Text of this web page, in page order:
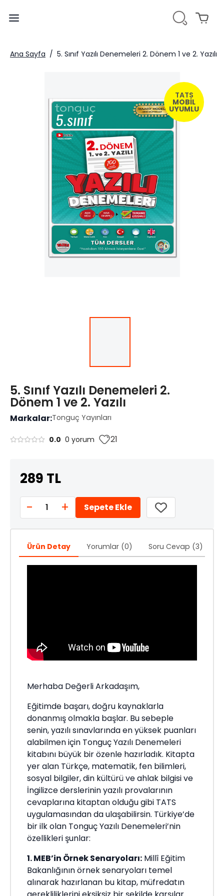
Ana Sayfa / 5. Sınıf Yazılı Denemeleri 2. Dönem 1 ve 2. Yazılı
TATS
MOBİL
UYUMLU
5. Sınıf Yazılı Denemeleri 2.
Dönem 1 ve 2. Yazılı
Markalar:Tonguç Yayınları
0.0 0 yorum 21
289 TL
- 1 + Sepete Ekle
Ürün Detay Yorumlar (0) Soru Cevap (3)
Merhaba Değerli Arkadaşım,
Eğitimde başarı, doğru kaynaklarla
donanmış olmakla başlar. Bu sebeple
senin, yazılı sınavlarında en yüksek puanları
alabilmen için Tonguç Yazılı Denemeleri
kitabını büyük bir özenle hazırladık. Kitapta
yer alan Türkçe, matematik, fen bilimleri,
sosyal bilgiler, din kültürü ve ahlak bilgisi ve
İngilizce derslerinin yazılı provalarının
cevaplarına kitaptan olduğu gibi TATS
uygulamasından da ulaşabilirsin. Türkiye’de
bir ilk olan Tonguç Yazılı Denemeleri’nin
özellikleri şunlar:
1. MEB’in Örnek Senaryoları: Millî Eğitim
Bakanlığının örnek senaryoları temel
alınarak hazırlanan bu kitap, müfredatın